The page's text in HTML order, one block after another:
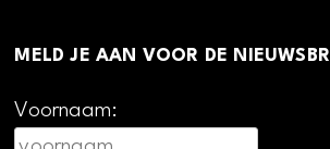
MELD JE AAN VOOR DE
Voornaam: